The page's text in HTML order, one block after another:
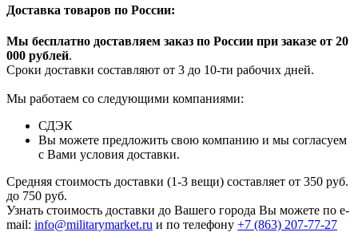
Доставка товаров по России:
Мы бесплатно доставляем заказ по России при заказе от 20
000 рублей.
Сроки доставки составляют от 3 до 10-ти рабочих дней.
Мы работаем со следующими компаниями:
СДЭК
Вы можете предложить свою компанию и мы согласуем
с Вами условия доставки.
Средняя стоимость доставки (1-3 вещи) составляет от 350 руб.
до 750 руб.
Узнать стоимость доставки до Вашего города Вы можете по e-
mail: info@militarymarket.ru и по телефону +7 (863) 207-77-27